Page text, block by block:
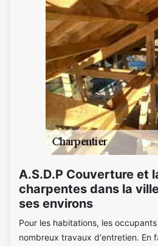
A.S.D.P Couverture et
charpentes dans la
ses environs
Pour les habitations, les
nombreux travaux d'entretien. En